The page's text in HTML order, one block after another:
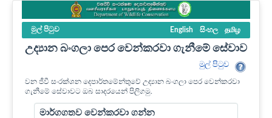
මුල් පි‍ටුව English සිංහල தமிழ
උද්‍යාන බංගලා පෙර වෙන්කරවා ගැනීමේ සේවාව
මුල් පි‍ටුව
වන ජීවී සංරක්ශන දෙපාර්තමේන්තුවේ උද්‍යාන බංගලා පෙර වෙන්කරවා
ගැනීමේ සේවාවට ඔබ සාදරයෙන් පිලිගමු.
මාර්ගගතව වෙන්කරවා ගන්න